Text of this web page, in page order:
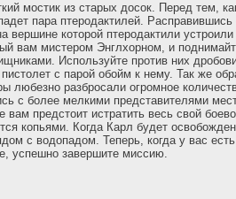
мостик из старых досок. Перед тем,
пара птеродактилей.
вершине которой птеродактили
вам мистером Энглхорном, и
Используйте против них
с парой обойм к нему. Так же
любезно разбросали огромное
с более мелкими представителями
вам предстоит истратить весь свой
копьями. Когда Карл будет
с водопадом. Теперь, когда у вас
успешно завершите миссию.